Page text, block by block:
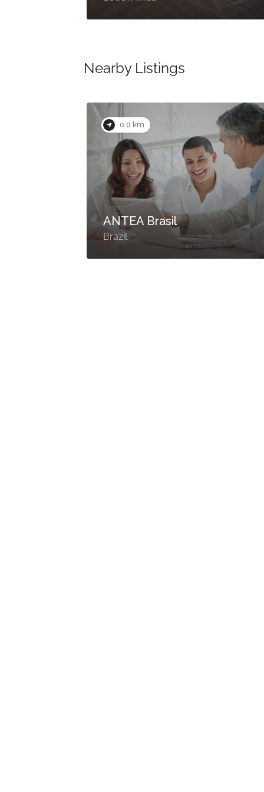
Nearby Listings
0.0 km
MOSS.Earth
Brazil